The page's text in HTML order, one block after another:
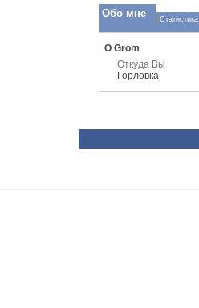
Обо мне Статистика
О Grom
Откуда Вы
Горловка